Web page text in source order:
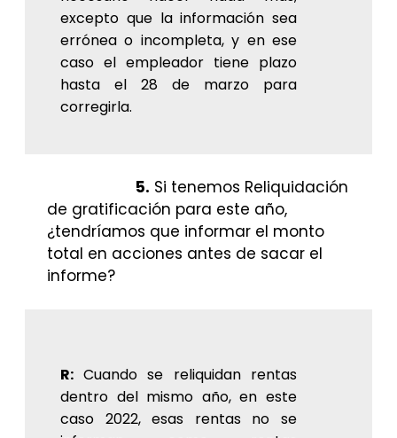
excepto que la información sea
errónea o incompleta, y en ese
caso el empleador tiene plazo
hasta el 28 de marzo para
corregirla.
5. Si tenemos Reliquidación
de gratificación para este año,
¿tendríamos que informar el monto
total en acciones antes de sacar el
informe?
R: Cuando se reliquidan rentas
dentro del mismo año, en este
caso 2022, esas rentas no se